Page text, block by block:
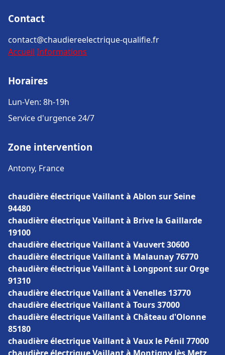
Contact
contact@chaudiereelectrique-qualifie.fr
Accueil Informations
Horaires
Lun-Ven: 8h-19h
Service d'urgence 24/7
Zone intervention
Antony, France
chaudière électrique Vaillant à Ablon sur Seine
94480
chaudière électrique Vaillant à Brive la Gaillarde
19100
chaudière électrique Vaillant à Vauvert 30600
chaudière électrique Vaillant à Malaunay 76770
chaudière électrique Vaillant à Longpont sur Orge
91310
chaudière électrique Vaillant à Venelles 13770
chaudière électrique Vaillant à Tours 37000
chaudière électrique Vaillant à Château d'Olonne
85180
chaudière électrique Vaillant à Vaux le Pénil 77000